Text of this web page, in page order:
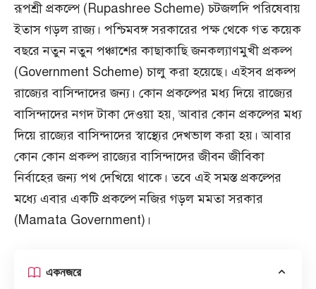
রূপশ্রী প্রকল্পে (Rupashree Scheme) চটজলদি পরিষেবায়
ইতাস গড়ল রাজ্য। পশ্চিমবঙ্গ সরকারের পক্ষ থেকে গত কয়েক
বছরে নতুন নতুন পঞ্চাশের কাছাকাছি জনকল্যাণমুখী প্রকল্প
(Government Scheme) চালু করা হয়েছে। এইসব প্রকল্প
রাজ্যের বাসিন্দাদের জন্য। কোন প্রকল্পের মধ্য দিয়ে রাজ্যের
বাসিন্দাদের নগদ টাকা দেওয়া হয়, আবার কোন প্রকল্পের মধ্য
দিয়ে রাজ্যের বাসিন্দাদের স্বাস্থ্যের দেখভাল করা হয়। আবার
কোন কোন প্রকল্প রাজ্যের বাসিন্দাদের জীবন জীবিকা
নির্বাহের জন্য পথ দেখিয়ে থাকে। তবে এই সমস্ত প্রকল্পের
মধ্যে এবার একটি প্রকল্পে নজির গড়ল মমতা সরকার
(Mamata Government)।
একনজরে